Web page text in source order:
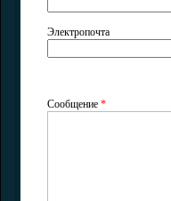
Электропочта
Сообщение*